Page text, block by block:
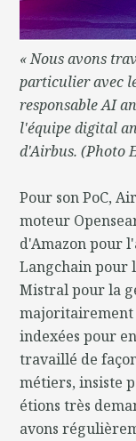
« Nous avons
particulier avec
responsable AI
l'équipe digital
d'Airbus. (Photo
Pour son PoC,
moteur
d'Amazon pour
Langchain pour
Mistral pour la
majoritairement
indexées pour
travaillé de
métiers, insiste
étions très
avons